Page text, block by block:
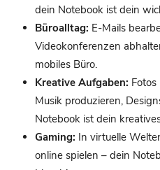
dein Notebook ist dein
Büroalltag: E-Mails
Videokonferenzen
mobiles Büro.
Kreative Aufgaben:
Musik produzieren,
Notebook ist dein
Gaming: In virtuelle
online spielen – dein